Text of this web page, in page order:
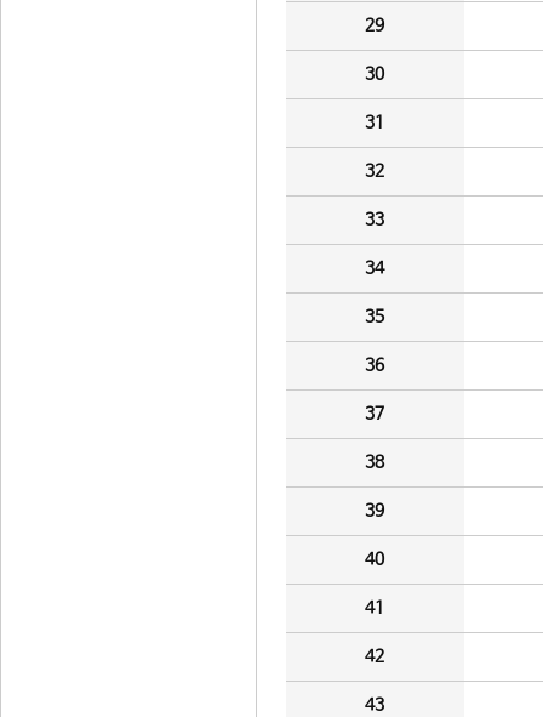
29
30
31
32
33
34
35
36
37
38
39
40
41
42
43